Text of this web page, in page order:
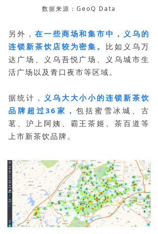
数据来源：GeoQ Data
另外， 在一些商场和集市中，义乌的
连锁新茶饮店较为密集。 比如义乌万
达广场、义乌吾悦广场、义乌城市生
活广场以及青口夜市等区域。
据统计， 义乌大大小小的连锁新茶饮
品牌超过36家， 包括蜜雪冰城、古
茗、沪上阿姨、霸王茶姬、茶百道等
上市新茶饮品牌。